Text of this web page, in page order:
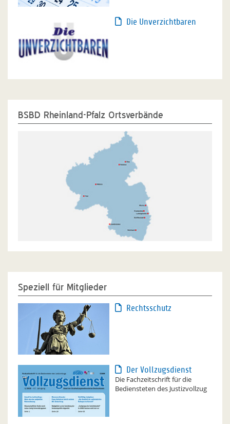
Die Unverzichtbaren
BSBD Rheinland-Pfalz Ortsverbände
Speziell für Mitglieder
Rechtsschutz
Der Vollzugsdienst
Die Fachzeitschrift für die
Bediensteten des Justizvollzug